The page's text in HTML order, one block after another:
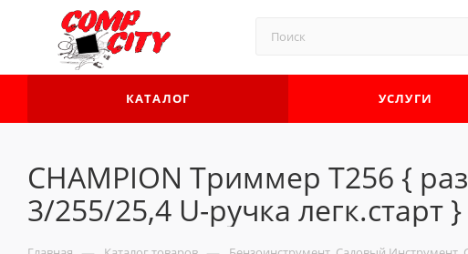
КАТАЛОГ УСЛУГИ
CHAMPION Триммер Т256 {
3/255/25,4 U-ручка легк.старт }